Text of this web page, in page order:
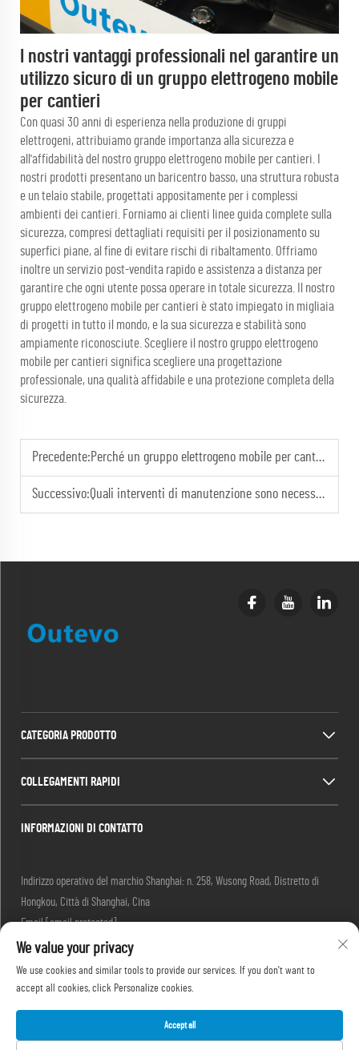
I nostri vantaggi professionali nel garantire un
utilizzo sicuro di un gruppo elettrogeno mobile
per cantieri
Con quasi 30 anni di esperienza nella produzione di gruppi
elettrogeni, attribuiamo grande importanza alla sicurezza e
all'affidabilità del nostro gruppo elettrogeno mobile per cantieri. I
nostri prodotti presentano un baricentro basso, una struttura robusta
e un telaio stabile, progettati appositamente per i complessi
ambienti dei cantieri. Forniamo ai clienti linee guida complete sulla
sicurezza, compresi dettagliati requisiti per il posizionamento su
superfici piane, al fine di evitare rischi di ribaltamento. Offriamo
inoltre un servizio post-vendita rapido e assistenza a distanza per
garantire che ogni utente possa operare in totale sicurezza. Il nostro
gruppo elettrogeno mobile per cantieri è stato impiegato in migliaia
di progetti in tutto il mondo, e la sua sicurezza e stabilità sono
ampiamente riconosciute. Scegliere il nostro gruppo elettrogeno
mobile per cantieri significa scegliere una progettazione
professionale, una qualità affidabile e una protezione completa della
sicurezza.
Precedente:Perché un gruppo elettrogeno mobile per cantieri è progettato con una struttura robusta?
Successivo:Quali interventi di manutenzione sono necessari dopo l'uso di un gruppo elettrogeno mobile per cantieri?
CATEGORIA PRODOTTO
COLLEGAMENTI RAPIDI
INFORMAZIONI DI CONTATTO
Indirizzo operativo del marchio Shanghai: n. 258, Wusong Road, Distretto di
Hongkou, Città di Shanghai, Cina
Email:[email protected]
Tel.:+86-13280087620
Tel.:
+86-13280035385
Tel.:+86-13280039195
We value your privacy
We use cookies and similar tools to provide our services. If you don't want to
accept all cookies, click Personalize cookies.
Accept all